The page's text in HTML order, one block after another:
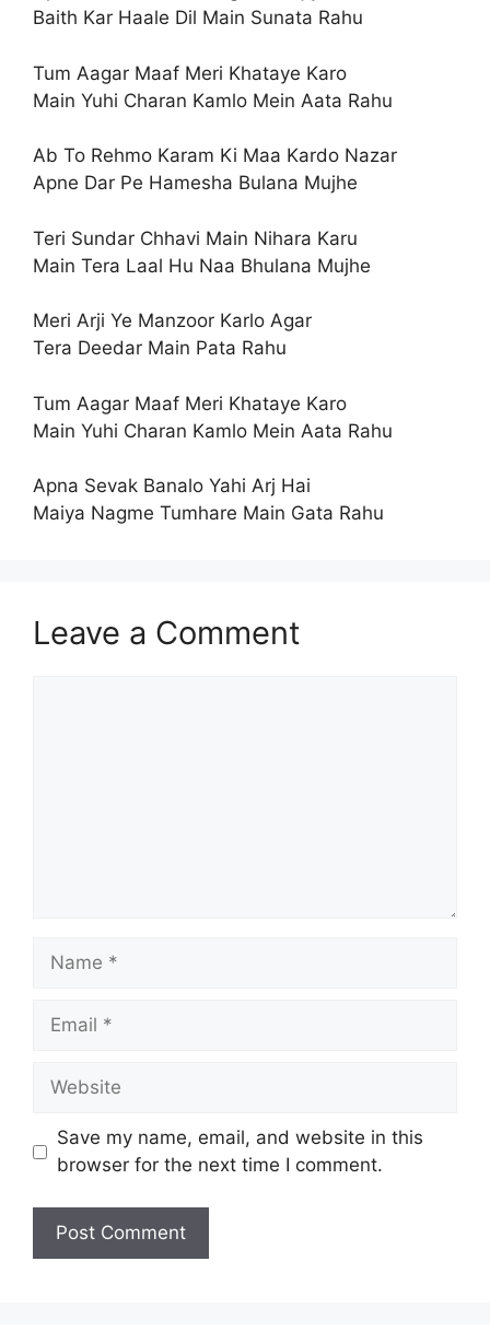
Baith Kar Haale Dil Main Sunata Rahu
Tum Aagar Maaf Meri Khataye Karo
Main Yuhi Charan Kamlo Mein Aata Rahu
Ab To Rehmo Karam Ki Maa Kardo Nazar
Apne Dar Pe Hamesha Bulana Mujhe
Teri Sundar Chhavi Main Nihara Karu
Main Tera Laal Hu Naa Bhulana Mujhe
Meri Arji Ye Manzoor Karlo Agar
Tera Deedar Main Pata Rahu
Tum Aagar Maaf Meri Khataye Karo
Main Yuhi Charan Kamlo Mein Aata Rahu
Apna Sevak Banalo Yahi Arj Hai
Maiya Nagme Tumhare Main Gata Rahu
Leave a Comment
Name
Email
Website
Save my name, email, and website in this
browser for the next time I comment.